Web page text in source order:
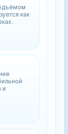
как
и